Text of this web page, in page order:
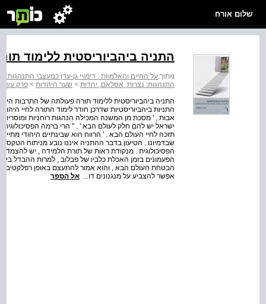
שלום אורח
התניה ביהביוריסטית ללימוד
מתוך:על החיים והאלמוות : דימויי גן-עדן כמעצבי
התנהגות: נצרות, אסלאם, יהדות > שער היהדות > פרק
התניה ביהביוריסטית ללימוד תורה פעולתה של התרבות
התניות ביהביוריסטיות שדרכן חודר לימוד התורה לחיי
אבות , ' מסכת מן המשנה המכילה הנהגות רוחניות
ישראל יש להם חלק לעולם הבא ' . " הרי ברמה
תזכה לחיי העולם הבא . ' הרווח הוא שבינתיים היהודי
שבדמיונו . הטיעון בדבר ההתניה איננו נובע מניתוח
הפסיכולוגית . מנקודת ראות של תורת הלמידה , יש
הפעמונים בזמן האכלת כלביו של פבלוב , למרות ההבדל בין
הבטחת העולם הבא , והוא אמור להתעצם באופן רפלקטיבי .
אפשר להצביע על מנגנונים דו... אל הספר